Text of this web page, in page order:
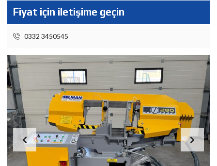
Fiyat için iletişime geçin
0332 3450545